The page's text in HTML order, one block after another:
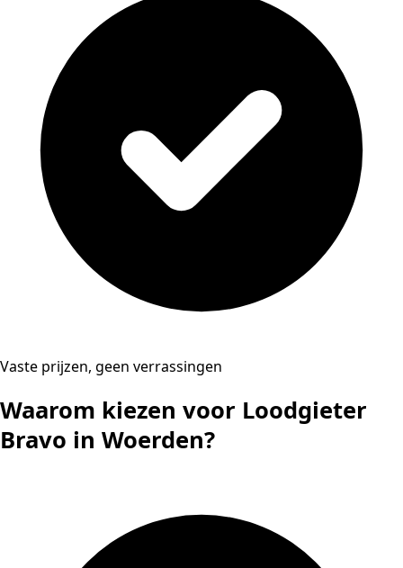
Vaste prijzen, geen verrassingen
Waarom kiezen voor Loodgieter
Bravo in Woerden?